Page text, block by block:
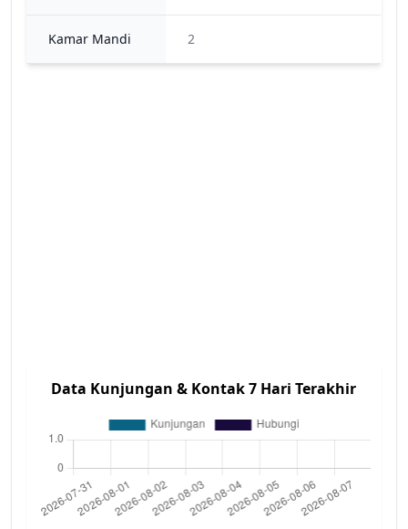
Kamar Mandi 2
Data Kunjungan & Kontak 7 Hari Terakhir